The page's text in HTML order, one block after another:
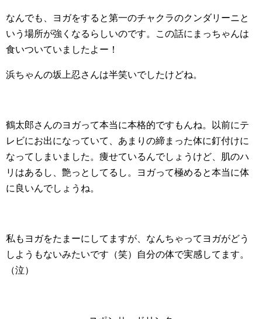
なんでも、ヨガをすると第一のチャクラのクンダリーニと
いう場所が強くなるらしいのです。この話にまっちゃんは
食いついていましたよー！
浜ちゃんの坂上忍さんは半笑いでしたけどね。
鶴太郎さんのヨガって本当に本格的ですもんね。以前にテ
レビにお出になっていて、あまりの締まった体に釘付けに
なってしまいました。痩せているんでしょうけど、肌のハ
リはあるし、艶っとしてるし。ヨガって極めると本当に体
に良いんでしょうね。
私もヨガをたまーにしてますが、なんちゃってヨガがどう
しようもないみたいです（笑）自分の体で実感してます。
（泣）